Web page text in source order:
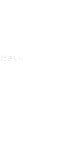
さい♪